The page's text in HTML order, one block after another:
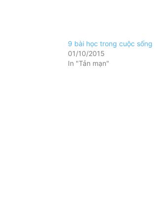
9 bài học trong cuộc sống
01/10/2015
In "Tản mạn"